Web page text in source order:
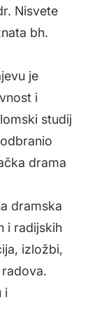
Nisvete
bh.
je
i
studij
drama
dramska
i radijskih
izložbi,
i